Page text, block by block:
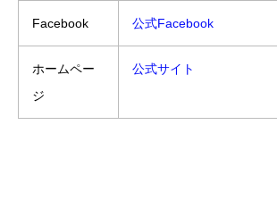
Facebook 公式Facebook
ホームペー
ジ
公式サイト